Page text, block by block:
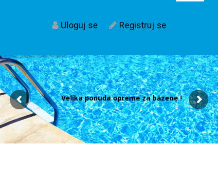
Uloguj se Registruj se
Velika ponuda opreme za bazene !